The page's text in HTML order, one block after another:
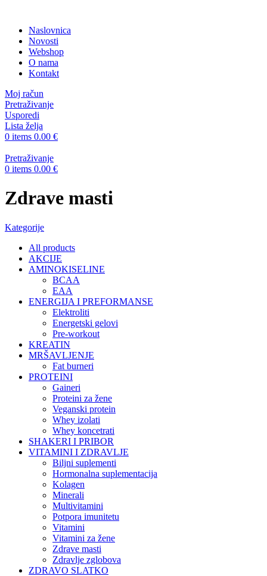
Naslovnica
Novosti
Webshop
O nama
Kontakt
Moj račun
Pretraživanje
Usporedi
Lista želja
0 items 0.00 €
Pretraživanje
0 items 0.00 €
Zdrave masti
Kategorije
All products
AKCIJE
AMINOKISELINE
BCAA
EAA
ENERGIJA I PREFORMANSE
Elektroliti
Energetski gelovi
Pre-workout
KREATIN
MRŠAVLJENJE
Fat burneri
PROTEINI
Gaineri
Proteini za žene
Veganski protein
Whey izolati
Whey koncetrati
SHAKERI I PRIBOR
VITAMINI I ZDRAVLJE
Biljni suplementi
Hormonalna suplementacija
Kolagen
Minerali
Multivitamini
Potpora imunitetu
Vitamini
Vitamini za žene
Zdrave masti
Zdravlje zglobova
ZDRAVO SLATKO